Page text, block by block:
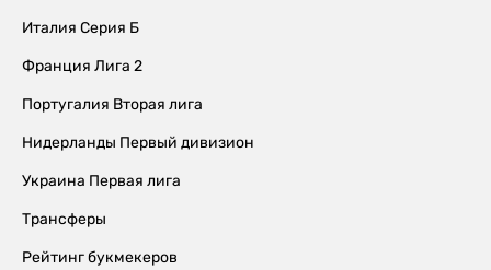
Италия Серия Б
Франция Лига 2
Португалия Вторая лига
Нидерланды Первый дивизион
Украина Первая лига
Трансферы
Рейтинг букмекеров